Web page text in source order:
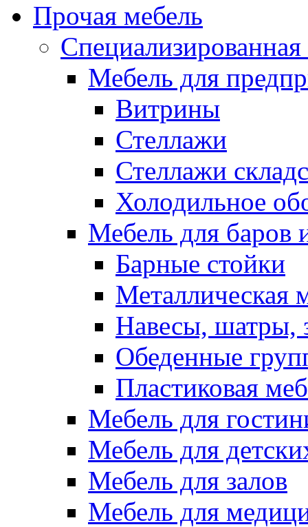
Прочая мебель
Специализированная
Мебель для
Витрины
Стеллажи
Стеллажи
Холодильное
Мебель для баров
Барные стойки
Металлическая
Навесы, шатры,
Обеденные
Пластиковая
Мебель для
Мебель для
Мебель для залов
Мебель для